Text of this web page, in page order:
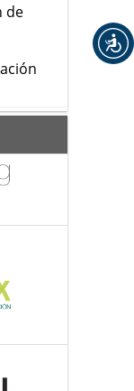
de